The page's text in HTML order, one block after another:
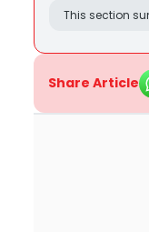
This section
Share Article